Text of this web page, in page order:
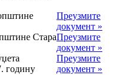
Преузмите
документ »
СтараПреузмите
документ »
годину
Преузмите
документ »